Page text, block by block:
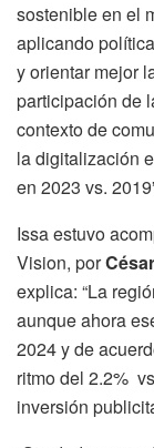
sostenible en el
aplicando
y orientar mejor
participación de
contexto de
la digitalización
en 2023 vs.
Issa estuvo
Vision, por
explica: “La
aunque ahora
2024 y de
ritmo del 2.2%
inversión